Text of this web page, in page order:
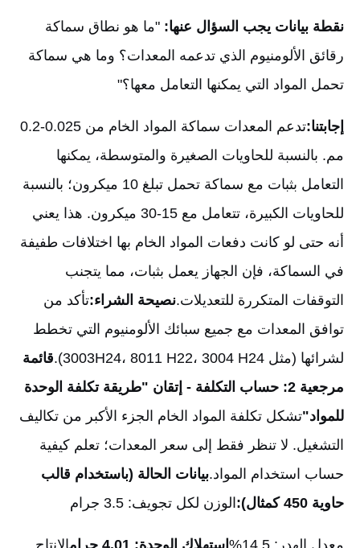
نقطة بيانات يجب السؤال عنها: "ما هو نطاق سماكة
رقائق الألومنيوم الذي تدعمه المعدات؟ وما هي سماكة
تحمل المواد التي يمكنها التعامل معها؟"
إجابتنا:
تدعم المعدات سماكة المواد الخام من 0.025-0.2
مم. بالنسبة للحاويات الصغيرة والمتوسطة، يمكنها
التعامل بثبات مع سماكة تحمل تبلغ 10 ميكرون؛ بالنسبة
للحاويات الكبيرة، تتعامل مع 15-30 ميكرون. هذا يعني
أنه حتى لو كانت دفعات المواد الخام بها اختلافات طفيفة
في السماكة، فإن الجهاز يعمل بثبات، مما يتجنب
التوقفات المتكررة للتعديلات.نصيحة الشراء:تأكد من
توافق المعدات مع جميع سبائك الألومنيوم التي تخطط
لشرائها (مثل 3003H24، 8011 H22، 3004 H24).
قائمة
مرجعية 2: حساب التكلفة - إتقان "طريقة تكلفة الوحدة
للمواد"تشكل تكلفة المواد الخام الجزء الأكبر من تكاليف
التشغيل. لا تنظر فقط إلى سعر المعدات؛ تعلم كيفية
حساب استخدام المواد.بيانات الحالة (باستخدام قالب
حاوية 450 كمثال):
الوزن لكل تجويف: 3.5 جرام
معدل الهدر: 14.5% استهلاك الوحدة: 4.01 جرام الإنتاج